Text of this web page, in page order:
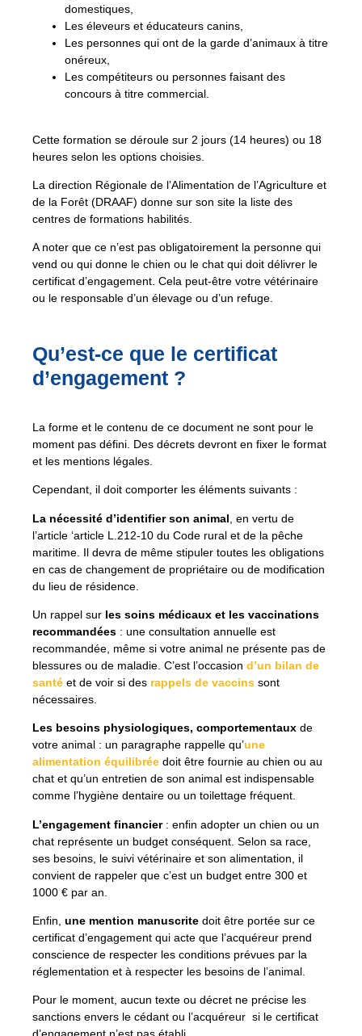
domestiques,
Les éleveurs et éducateurs canins,
Les personnes qui ont de la garde d’animaux à titre
onéreux,
Les compétiteurs ou personnes faisant des
concours à titre commercial.
Cette formation se déroule sur 2 jours (14 heures) ou 18
heures selon les options choisies.
La direction Régionale de l’Alimentation de l’Agriculture et
de la Forêt (DRAAF) donne sur son site la liste des
centres de formations habilités.
A noter que ce n’est pas obligatoirement la personne qui
vend ou qui donne le chien ou le chat qui doit délivrer le
certificat d’engagement. Cela peut-être votre vétérinaire
ou le responsable d’un élevage ou d’un refuge.
Qu’est-ce que le certificat
d’engagement ?
La forme et le contenu de ce document ne sont pour le
moment pas défini. Des décrets devront en fixer le format
et les mentions légales.
Cependant, il doit comporter les éléments suivants :
La nécessité d’identifier son animal , en vertu de
l’article ‘article L.212-10 du Code rural et de la pêche
maritime. Il devra de même stipuler toutes les obligations
en cas de changement de propriétaire ou de modification
du lieu de résidence.
Un rappel sur les soins médicaux et les vaccinations
recommandées : une consultation annuelle est
recommandée, même si votre animal ne présente pas de
blessures ou de maladie. C’est l’occasion d’un bilan de
santé et de voir si des rappels de vaccins sont
nécessaires.
Les besoins physiologiques, comportementaux de
votre animal : un paragraphe rappelle qu’une
alimentation équilibrée doit être fournie au chien ou au
chat et qu’un entretien de son animal est indispensable
comme l’hygiène dentaire ou un toilettage fréquent.
L’engagement financier: enfin adopter un chien ou un
chat représente un budget conséquent. Selon sa race,
ses besoins, le suivi vétérinaire et son alimentation, il
convient de rappeler que c’est un budget entre 300 et
1000 € par an.
Enfin, une mention manuscrite doit être portée sur ce
certificat d’engagement qui acte que l’acquéreur prend
conscience de respecter les conditions prévues par la
réglementation et à respecter les besoins de l’animal.
Pour le moment, aucun texte ou décret ne précise les
sanctions envers le cédant ou l’acquéreur si le certificat